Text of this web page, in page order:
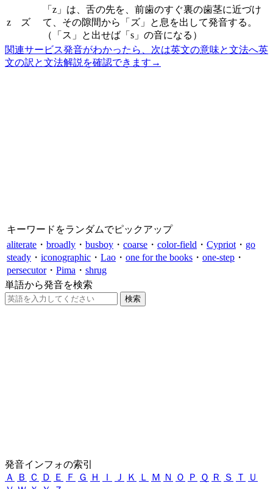
z ズ
「z」は、舌の先を、前歯のすぐ裏の歯茎に近づけ
て、その隙間から「ズ」と息を出して発音する。
（「ス」と出せば「s」の音になる）
関連サービス発音がわかったら、次は英文の意味と文法へ英
文の訳と文法解説を確認できます →
キーワードをランダムでピックアップ
aliterate ・ broadly ・ busboy ・ coarse ・ color-field ・ Cypriot ・ go
steady ・ iconographic ・ Lao ・ one for the books ・ one-step ・
persecutor・ Pima ・ shrug
単語から発音を検索
発音インフォの索引
Ａ
Ｂ Ｃ Ｄ Ｅ Ｆ Ｇ Ｈ Ｉ Ｊ Ｋ Ｌ Ｍ Ｎ Ｏ Ｐ Ｑ Ｒ Ｓ Ｔ
Ｕ